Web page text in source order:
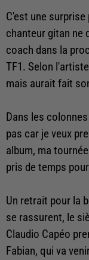
C'est une
chanteur gitan ne
coach dans la
TF1. Selon
mais aurait fait
Dans les
pas car je veux
album, ma
pris de temps
Un retrait pour la
se rassurent, le
Claudio Capéo
Fabian, qui va